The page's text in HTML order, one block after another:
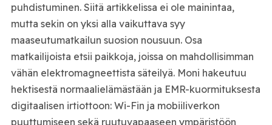
puhdistuminen. Siitä artikkelissa ei ole mainintaa,
mutta sekin on yksi alla vaikuttava syy
maaseutumatkailun suosion nousuun. Osa
matkailijoista etsii paikkoja, joissa on mahdollisimman
vähän elektromagneettista säteilyä. Moni hakeutuu
hektisestä normaalielämästään ja EMR-kuormituksesta
digitaalisen irtiottoon: Wi-Fin ja mobiiliverkon
puuttumiseen sekä ruutuvapaaseen ympäristöön